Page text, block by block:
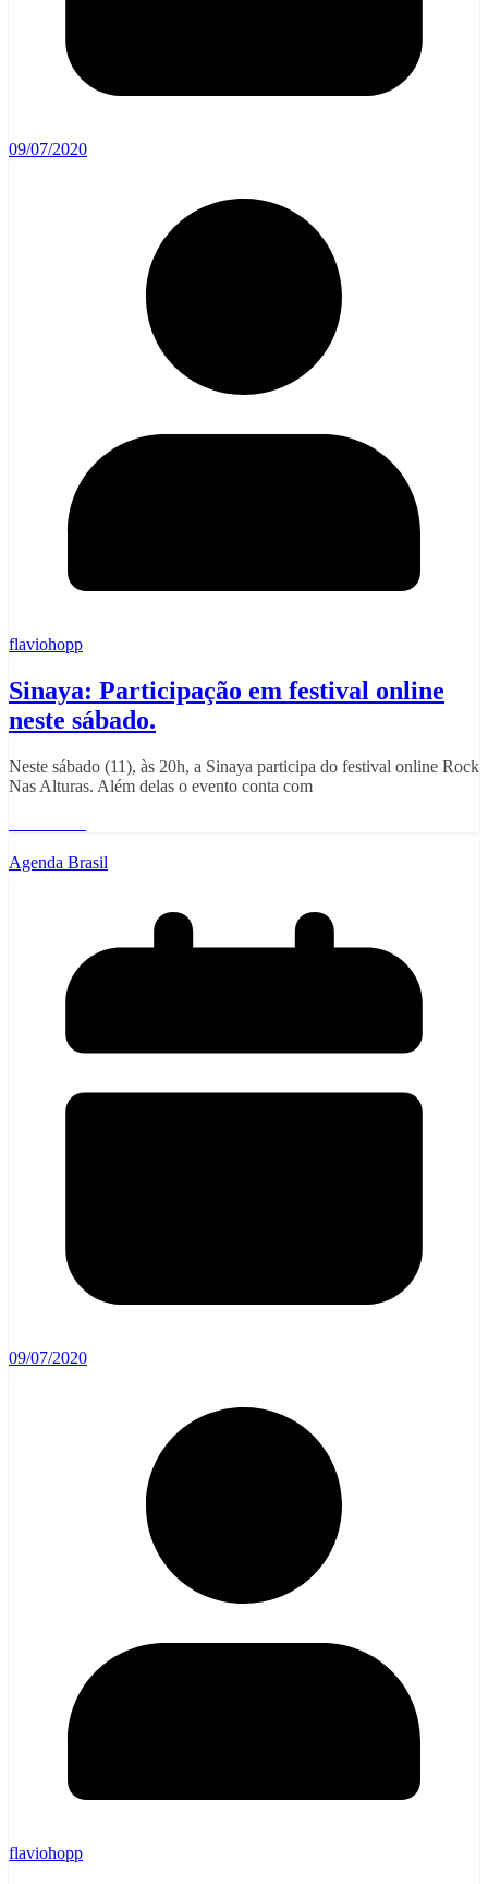
09/07/2020
flaviohopp
Sinaya: Participação em festival online
neste sábado.
Neste sábado (11), às 20h, a Sinaya participa do festival online Rock
Nas Alturas. Além delas o evento conta com
Agenda Brasil
09/07/2020
flaviohopp